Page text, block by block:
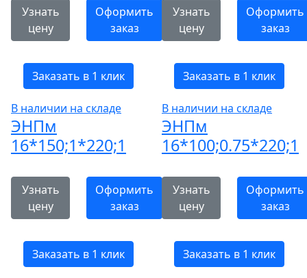
Узнать
цену
Оформить
заказ
Заказать в 1 клик
Узнать
цену
Оформить
заказ
Заказать в 1 клик
В наличии на складе
ЭНПм
16*150;1*220;1
Узнать
цену
Оформить
заказ
Заказать в 1 клик
В наличии на складе
ЭНПм
16*100;0.75*220;1
Узнать
цену
Оформить
заказ
Заказать в 1 клик